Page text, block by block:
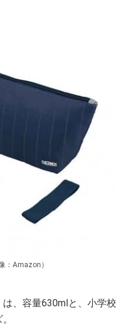
：Amazon）
は、容量630mlと、小学校